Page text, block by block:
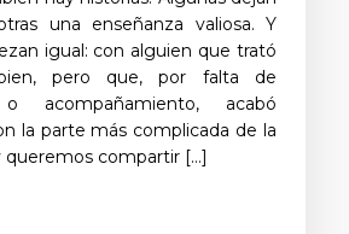
una enseñanza valiosa. Y
igual: con alguien que trató
pero que, por falta de
acompañamiento, acabó
la parte más complicada de la
queremos compartir […]